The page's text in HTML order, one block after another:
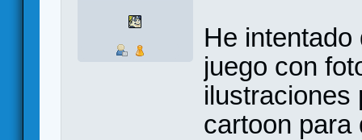
He
juego con
ilustraciones
cartoon para